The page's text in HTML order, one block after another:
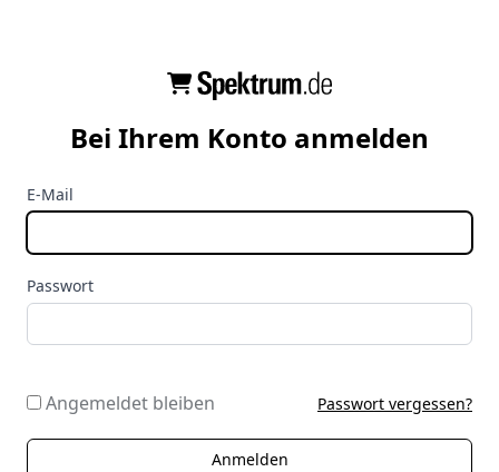
Bei Ihrem Konto anmelden
E-Mail
Passwort
Angemeldet bleiben Passwort vergessen?